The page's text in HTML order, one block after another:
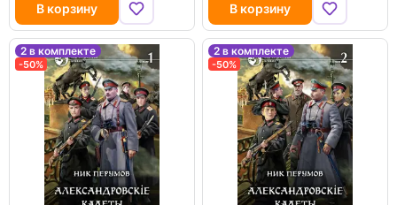
В корзину В корзину
2 в комплекте
-50%
2 в комплекте
-50%